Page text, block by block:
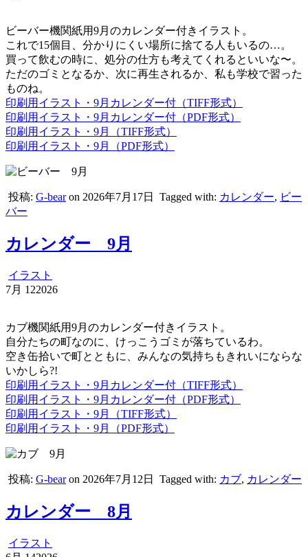
ビーバー機関紙用9月のカレンダー付きイラスト。
これで15個目、分かりにくい場所に捨てる人もいるの…。
買って飲むの時に、処分の仕方も考えてくれるといいな〜。
ただのゴミとなるか、次に再生されるか、私も学校で習った
ものね。
印刷用イラスト・9月カレンダー付（TIFF形式）
印刷用イラスト・9月カレンダー付（PDF形式）
印刷用イラスト・9月（TIFF形式）
印刷用イラスト・9月（PDF形式）
投稿: G-bearon 2026年7月17日 Tagged with: カレンダー, ビー
バー
カレンダー 9月
イラスト
7月 122026
カブ機関紙用9月のカレンダー付きイラスト。
自分たちの町なのに、けっこうゴミが落ちているわ。
空き缶拾いで町とともに、みんなの気持ちもきれいにならな
いかしら?!
印刷用イラスト・9月カレンダー付（TIFF形式）
印刷用イラスト・9月カレンダー付（PDF形式）
印刷用イラスト・9月（TIFF形式）
印刷用イラスト・9月（PDF形式）
投稿: G-bearon 2026年7月12日 Tagged with: カブ, カレンダー
カレンダー 8月
イラスト